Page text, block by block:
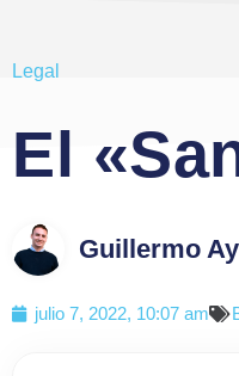
Legal
El
Guillermo
julio 7, 2022, 10:07 am